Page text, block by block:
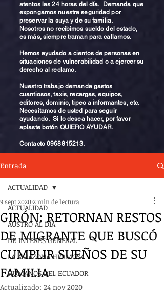
atentos las 24 horas del día. Demanda que
expongamos nuestra seguridad por
preservar la suya y de su familia.
Nosotros no recibimos sueldo del estado,
es más, siempre traman para callarnos.
Hemos ayudado a cientos de personas en
situaciones de vulnerabilidad o a ejercer su
derecho al reclamo.
Nuestro trabajo demanda gastos
cuantiosos, taxis, recargas, equipos,
editores, dominio, tipeo a informantes, etc.
Necesitamos de usted para seguir
ayudando. Si lo desea hacer, por favor
aplaste botón QUIERO AYUDAR.
Contacto0968815213.
Entrada
ACTUALIDAD
AUSTRO AL DÍA
DE INTERÉS GENERAL
LA AMAZONA HERMOSA
HUMANOS DEL ECUADOR
ACTUALIDAD
GIRÓN: RETORNAN RESTOS
DE MIGRANTE QUE BUSCÓ
CUMPLIR SUEÑOS DE SU
FAMILIA
9 sept 20202 min de lectura
Actualizado: 24 nov 2020